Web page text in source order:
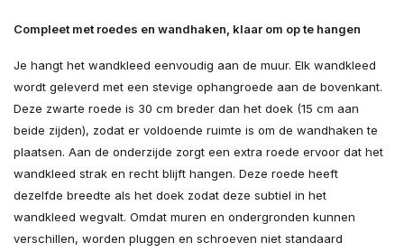
Compleet met roedes en wandhaken, klaar om op te hangen
Je hangt het wandkleed eenvoudig aan de muur. Elk wandkleed
wordt geleverd met een stevige ophangroede aan de bovenkant.
Deze zwarte roede is 30 cm breder dan het doek (15 cm aan
beide zijden), zodat er voldoende ruimte is om de wandhaken te
plaatsen. Aan de onderzijde zorgt een extra roede ervoor dat het
wandkleed strak en recht blijft hangen. Deze roede heeft
dezelfde breedte als het doek zodat deze subtiel in het
wandkleed wegvalt. Omdat muren en ondergronden kunnen
verschillen, worden pluggen en schroeven niet standaard